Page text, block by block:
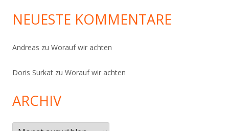
NEUESTE KOMMENTARE
Andreas zu Worauf wir achten
Doris Surkat zu Worauf wir achten
ARCHIV